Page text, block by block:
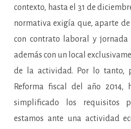
contexto, hasta el 31 de
normativa exigía que, aparte
con contrato laboral y jornada
además con un local
de la actividad. Por lo tanto,
Reforma fiscal del año
simplificado los requisitos
estamos ante una actividad